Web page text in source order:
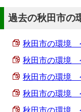
過去の秋田市の
秋田市の環境
秋田市の環境
秋田市の環境
秋田市の環境
秋田市の環境